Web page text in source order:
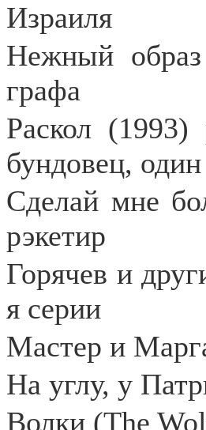
Израиля
Нежный образ
графа
Раскол (1993)
бундовец,
Сделай мне
рэкетир
Горячев и
я серии
Мастер и
На углу, у
Волки (The